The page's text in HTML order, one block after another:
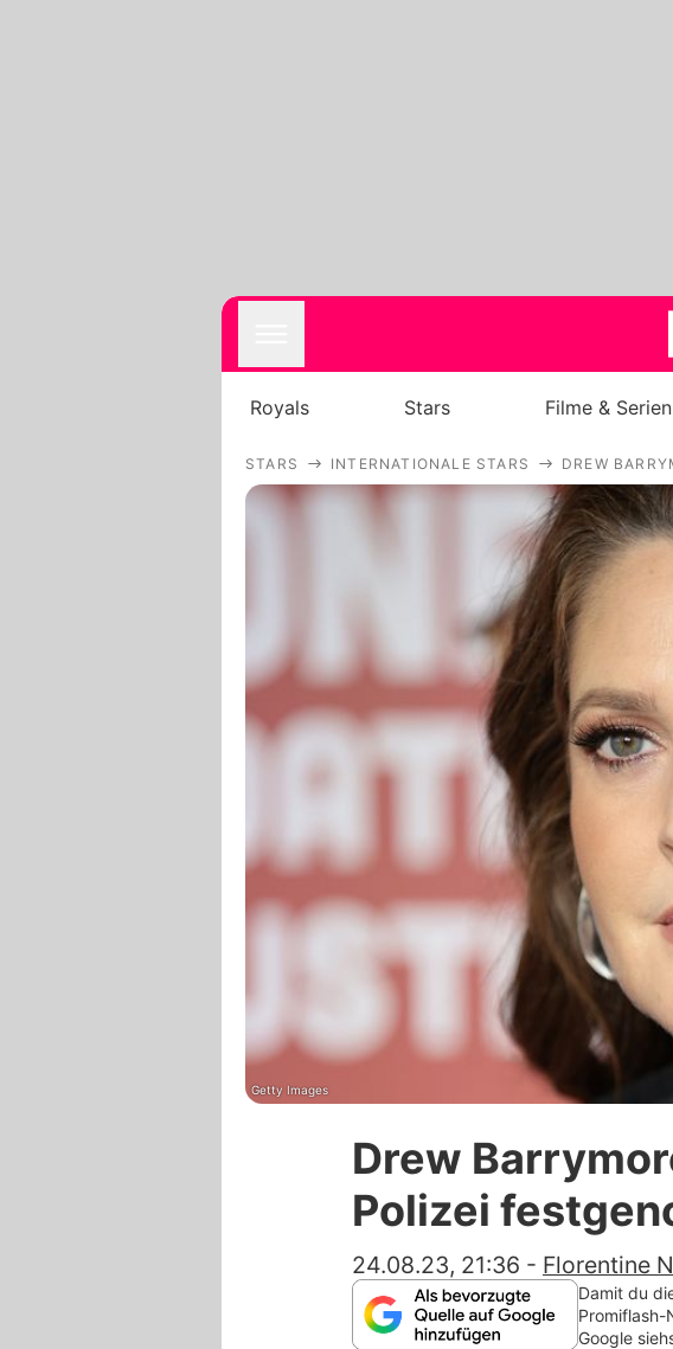
Royals Stars Filme & Serien
STARS INTERNATIONALE STARS DREW
Getty Images
Drew
Polizei
24.08.23, 21:36 - Florentine
Damit du
Promiflash-
Google